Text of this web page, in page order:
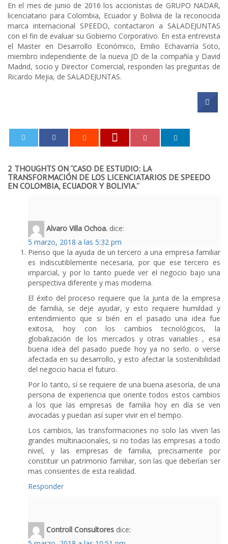
En el mes de junio de 2016 los accionistas de GRUPO NADAR,
licenciatario para Colombia, Ecuador y Bolivia de la reconocida
marca internacional SPEEDO, contactaron a SALADEJUNTAS
con el fin de evaluar su Gobierno Corporativo. En esta entrevista
el Master en Desarrollo Económico, Emilio Echavarría Soto,
miembro independiente de la nueva JD de la compañía y David
Madrid, socio y Director Comercial, responden las preguntas de
Ricardo Mejia, de SALADEJUNTAS.
2 THOUGHTS ON “CASO DE ESTUDIO: LA
TRANSFORMACIÓN DE LOS LICENCIATARIOS DE SPEEDO
EN COLOMBIA, ECUADOR Y BOLIVIA.”
Alvaro Villa Ochoa. dice:
5 marzo, 2018 a las 5:32 pm
Pienso que la ayuda de un tercero a una empresa familiar
es indiscutiblemente necesaria, por que ese tercero es
imparcial, y por lo tanto puede ver el negocio bajo una
perspectiva diferente y mas moderna.
El éxito del proceso requiere que la junta de la empresa
de familia, se deje ayudar, y esto requiere humildad y
entendimiento que si bién en el pasado una idea fue
exitosa, hoy con los cambios tecnológicos, la
globalización de los mercados y otras variables , esa
buena idea del pasado puede hoy ya no serlo. o verse
afectada en su desarrollo, y esto afectar la sostenibilidad
del negocio hacia el futuro.
Por lo tanto, sí se requiere de una buena asesoría, de una
persona de experiencia que oriente todos estos cambios
a los que las empresas de familia hoy en día se ven
avocadas y puedan así super vivir en el tiempo.
Los cambios, las transformaciones no solo las viven las
grandes multinacionales, si no todas las empresas a todo
nivel, y las empresas de familia, precisamente por
constituir un patrimonio familiar, son las que deberían ser
mas consientes de esta realidad.
Responder
Controll Consultores dice: